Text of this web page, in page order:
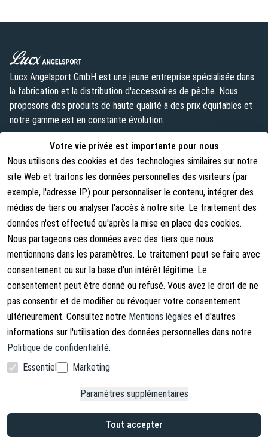
Votre vie privée est importante pour nous
Nous utilisons des cookies et des technologies similaires sur notre
site Web et traitons les données personnelles des visiteurs (par
exemple, l'adresse IP) pour personnaliser le contenu, intégrer des
médias de tiers ou analyser l'accès à notre site. Le traitement des
données n'est effectué qu'après la mise en place des cookies.
Nous partageons ces données avec des tiers que nous
mentionnons dans les paramètres. Le traitement peut se faire avec
consentement ou sur la base d'un intérêt légitime. Le
consentement peut être donné ou refusé. Vous avez le droit de ne
pas consentir et de modifier ou révoquer votre consentement
ultérieurement. Consultez notre Mentions légales et d'autres
informations sur l'utilisation des données personnelles dans notre
Politique de confidentialité.
Essentiel
Marketing
Paramètres supplémentaires
Tout accepter
Lucx Angelsport GmbH est une jeune entreprise spécialisée dans
la fabrication et la distribution d'accessoires de pêche. Nous
proposons des produits de haute qualité à des prix équitables et
notre gamme est en constante évolution.
Mentions légales
Conditions générales
Droits d'annulation
Rétracter le contrat
Politique de confidentialité
À propos de nous
À propos de nous
Contact
Shipping Information
Facebook Instagram
* TVA incluse, plus frais de livraison